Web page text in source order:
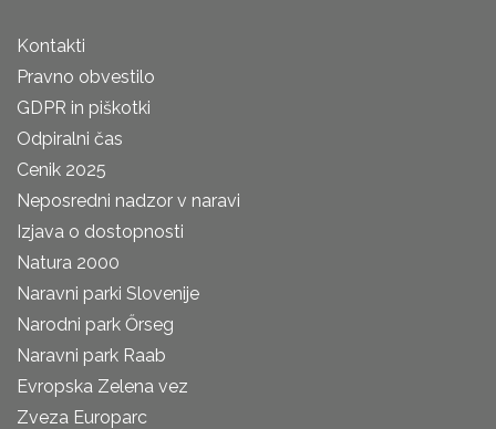
Kontakti
Pravno obvestilo
GDPR in piškotki
Odpiralni čas
Cenik 2025
Neposredni nadzor v naravi
Izjava o dostopnosti
Natura 2000
Naravni parki Slovenije
Narodni park Őrseg
Naravni park Raab
Evropska Zelena vez
Zveza Europarc